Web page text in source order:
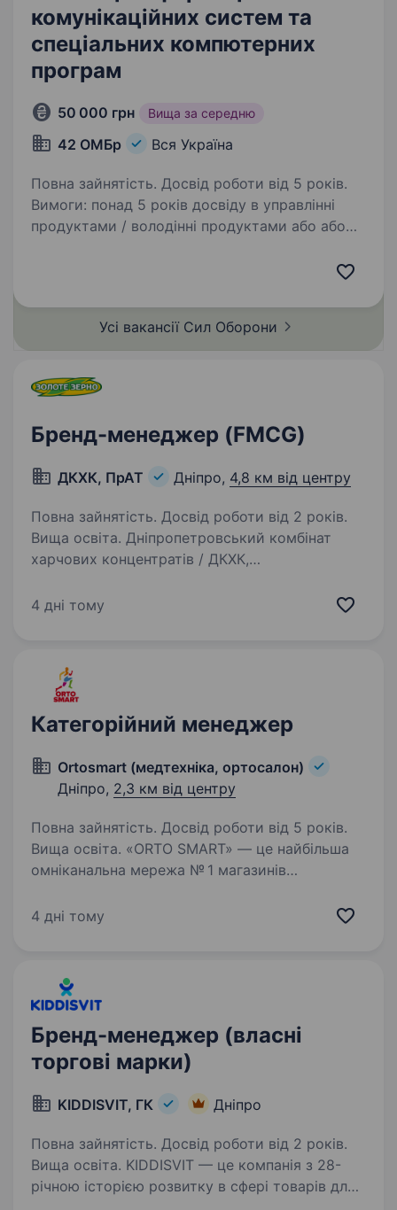
комунікаційних систем та
спеціальних компютерних
програм
50 000 грн Вища за середню
42 ОМБр Вся Україна
Повна зайнятість. Досвід роботи від 5 років.
Вимоги: понад 5 років досвіду в управлінні
продуктами / володінні продуктами або або
у сфері IT, автоматизації, цифровізації, досвід
та супроводження…
Усі вакансії Сил Оборони
Бренд-менеджер (FMCG)
ДКХК, ПрАТ Дніпро, 4,8 км від центру
Повна зайнятість. Досвід роботи від 2 років.
Вища освіта. Дніпропетровський комбінат
харчових концентратів / ДКХК,
Самарський Крупна виробнича компанія —
4 дні тому
Категорійний менеджер
Ortosmart (медтехніка, ортосалон)
Дніпро, 2,3 км від центру
Повна зайнятість. Досвід роботи від 5 років.
Вища освіта. «ORTO SMART» — це найбільша
омніканальна мережа № 1 магазинів
в Україні. Ми надаємо професійну допомогу в
4 дні тому
Бренд-менеджер (власні
торгові марки)
KIDDISVIT, ГК Дніпро
Повна зайнятість. Досвід роботи від 2 років.
Вища освіта. KIDDISVIT — це компанія з 28-
річною історією розвитку в сфері товарів для